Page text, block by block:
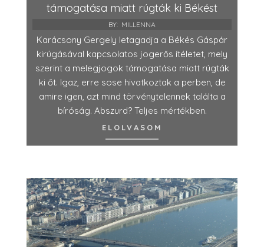
támogatása miatt rúgták ki Békést
BY: MILLENNA
Karácsony Gergely letagadja a Békés Gáspár
kirúgásával kapcsolatos jogerős ítéletet, mely
szerint a melegjogok támogatása miatt rúgták
ki őt. Igaz, erre sose hivatkoztak a perben, de
amire igen, azt mind törvénytelennek találta a
bíróság. Abszurd? Teljes mértékben.
ELOLVASOM